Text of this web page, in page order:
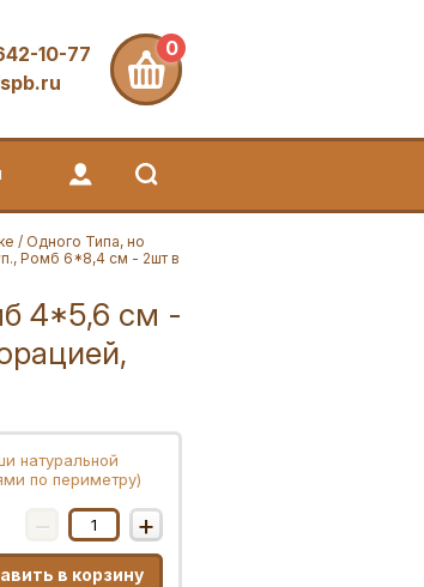
10-77
0
/ Одного Типа, но
Ромб 6*8,4 см - 2шт в
4*5,6 см -
натуральной
по периметру)
− +
в корзину